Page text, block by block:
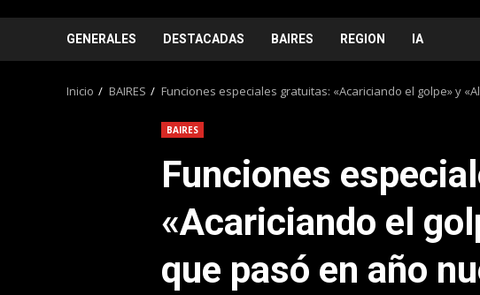
GENERALES DESTACADAS BAIRES REGION IA
Inicio BAIRES Funciones especiales gratuitas: «Acariciando el golpe» y
BAIRES
Funciones
«Acariciando el
que pasó en año